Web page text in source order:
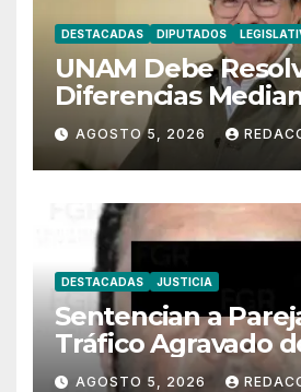
DESTACADAS DIPUTADOS
UNAM Debe
Diferencias
Diálogo: Monreal
AGOSTO 5, 2026
DESTACADAS JUSTICIA
Sentencian a
Tráfico Agravado
Migrantes en
AGOSTO 5, 2026